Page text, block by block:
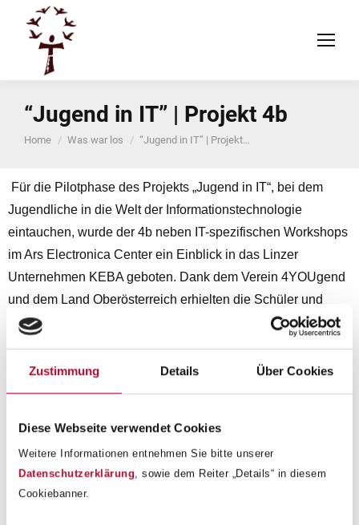
Zustimmung Details Über Cookies
Diese Webseite verwendet Cookies
Weitere Informationen entnehmen Sie bitte unserer
Datenschutzerklärung, sowie dem Reiter „Details“ in diesem
Cookiebanner.
“Jugend in IT” | Projekt 4b
You are here:
Home Was war los “Jugend in IT” | Projekt…
Für die Pilotphase des Projekts „Jugend in IT“, bei dem
Jugendliche in die Welt der Informationstechnologie
eintauchen, wurde der 4b neben IT-spezifischen Workshops
im Ars Electronica Center ein Einblick in das Linzer
Unternehmen KEBA geboten. Dank dem Verein 4YOUgend
und dem Land Oberösterreich erhielten die Schüler und
Schülerinnen über IT-Ausbildungs- und IT-
und Handlungsfelder in der IT-Welt erschlossen.